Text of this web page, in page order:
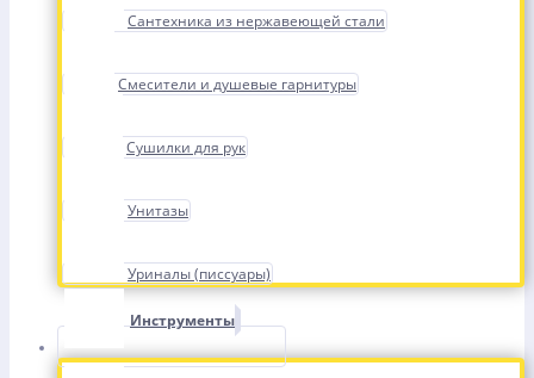
Сантехника из нержавеющей стали
Смесители и душевые гарнитуры
Сушилки для рук
Унитазы
Уриналы (писсуары)
Инструменты